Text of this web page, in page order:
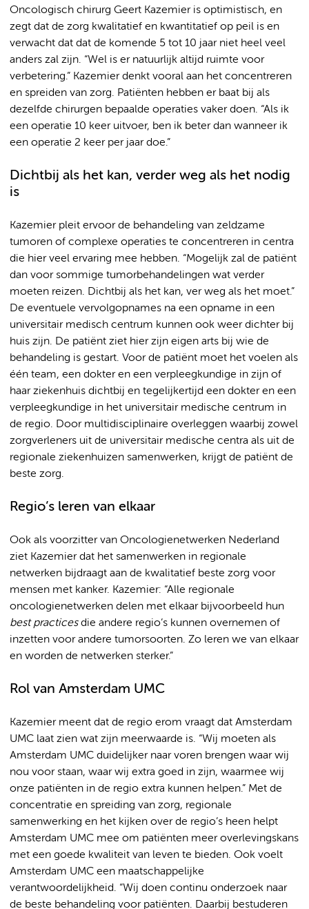
Oncologisch chirurg Geert Kazemier is optimistisch, en
zegt dat de zorg kwalitatief en kwantitatief op peil is en
verwacht dat dat de komende 5 tot 10 jaar niet heel veel
anders zal zijn. “Wel is er natuurlijk altijd ruimte voor
verbetering.” Kazemier denkt vooral aan het concentreren
en spreiden van zorg. Patiënten hebben er baat bij als
dezelfde chirurgen bepaalde operaties vaker doen. “Als ik
een operatie 10 keer uitvoer, ben ik beter dan wanneer ik
een operatie 2 keer per jaar doe.”
Dichtbij als het kan, verder weg als het nodig
is
Kazemier pleit ervoor de behandeling van zeldzame
tumoren of complexe operaties te concentreren in centra
die hier veel ervaring mee hebben. “Mogelijk zal de patiënt
dan voor sommige tumorbehandelingen wat verder
moeten reizen. Dichtbij als het kan, ver weg als het moet.”
De eventuele vervolgopnames na een opname in een
universitair medisch centrum kunnen ook weer dichter bij
huis zijn. De patiënt ziet hier zijn eigen arts bij wie de
behandeling is gestart. Voor de patiënt moet het voelen als
één team, een dokter en een verpleegkundige in zijn of
haar ziekenhuis dichtbij en tegelijkertijd een dokter en een
verpleegkundige in het universitair medische centrum in
de regio. Door multidisciplinaire overleggen waarbij zowel
zorgverleners uit de universitair medische centra als uit de
regionale ziekenhuizen samenwerken, krijgt de patiënt de
beste zorg.
Regio’s leren van elkaar
Ook als voorzitter van Oncologienetwerken Nederland
ziet Kazemier dat het samenwerken in regionale
netwerken bijdraagt aan de kwalitatief beste zorg voor
mensen met kanker. Kazemier: “Alle regionale
oncologienetwerken delen met elkaar bijvoorbeeld hun
best practicesdie andere regio’s kunnen overnemen of
inzetten voor andere tumorsoorten. Zo leren we van elkaar
en worden de netwerken sterker.”
Rol van Amsterdam UMC
Kazemier meent dat de regio erom vraagt dat Amsterdam
UMC laat zien wat zijn meerwaarde is. “Wij moeten als
Amsterdam UMC duidelijker naar voren brengen waar wij
nou voor staan, waar wij extra goed in zijn, waarmee wij
onze patiënten in de regio extra kunnen helpen.” Met de
concentratie en spreiding van zorg, regionale
samenwerking en het kijken over de regio’s heen helpt
Amsterdam UMC mee om patiënten meer overlevingskans
met een goede kwaliteit van leven te bieden. Ook voelt
Amsterdam UMC een maatschappelijke
verantwoordelijkheid. “Wij doen continu onderzoek naar
de beste behandeling voor patiënten. Daarbij bestuderen